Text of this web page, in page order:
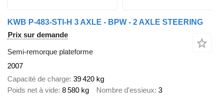
KWB P-483-STI-H 3 AXLE - BPW - 2 AXLE STEERING
Prix sur demande
Semi-remorque plateforme
2007
Capacité de charge 39 420 kg
Poids net à vide 8 580 kg Nombre d'essieux 3